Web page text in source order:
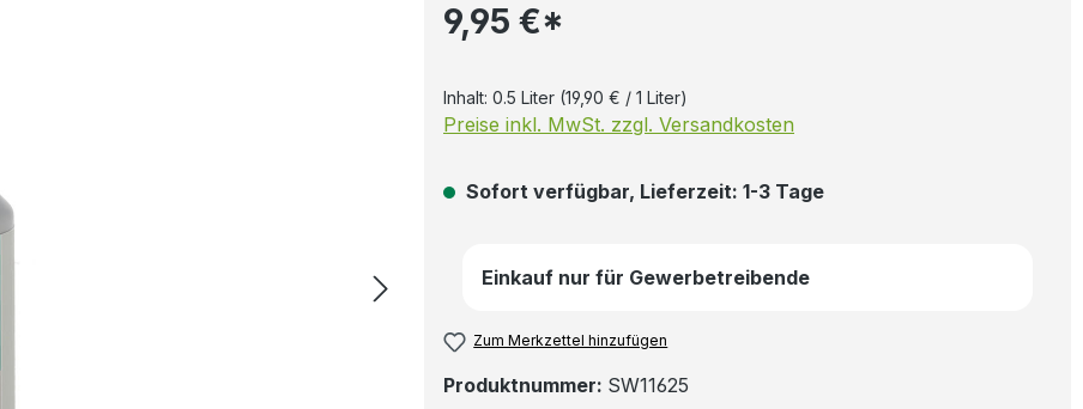
9,95 €*
Inhalt: 0.5 Liter (19,90 € / 1 Liter)
Preise inkl. MwSt. zzgl. Versandkosten
Sofort verfügbar, Lieferzeit: 1-3 Tage
Einkauf nur für Gewerbetreibende
Zum Merkzettel hinzufügen
Produktnummer: SW11625